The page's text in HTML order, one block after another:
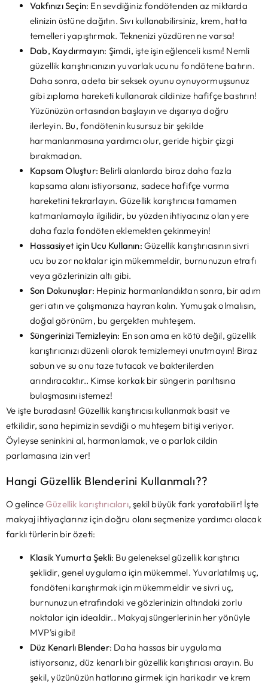
Vakfınızı Seçin: En sevdiğiniz fondötenden az miktarda
elinizin üstüne dağıtın. Sıvı kullanabilirsiniz, krem, hatta
temelleri yapıştırmak. Teknenizi yüzdüren ne varsa!
Dab, Kaydırmayın: Şimdi, işte işin eğlenceli kısmı! Nemli
güzellik karıştırıcınızın yuvarlak ucunu fondötene batırın.
Daha sonra, adeta bir seksek oyunu oynuyormuşsunuz
gibi zıplama hareketi kullanarak cildinize hafifçe bastırın!
Yüzünüzün ortasından başlayın ve dışarıya doğru
ilerleyin. Bu, fondötenin kusursuz bir şekilde
harmanlanmasına yardımcı olur, geride hiçbir çizgi
bırakmadan.
Kapsam Oluştur: Belirli alanlarda biraz daha fazla
kapsama alanı istiyorsanız, sadece hafifçe vurma
hareketini tekrarlayın. Güzellik karıştırıcısı tamamen
katmanlamayla ilgilidir, bu yüzden ihtiyacınız olan yere
daha fazla fondöten eklemekten çekinmeyin!
Hassasiyet için Ucu Kullanın: Güzellik karıştırıcısının sivri
ucu bu zor noktalar için mükemmeldir, burnunuzun etrafı
veya gözlerinizin altı gibi.
Son Dokunuşlar: Hepiniz harmanlandıktan sonra, bir adım
geri atın ve çalışmanıza hayran kalın. Yumuşak olmalısın,
doğal görünüm, bu gerçekten muhteşem.
Süngerinizi Temizleyin: En son ama en kötü değil, güzellik
karıştırıcınızı düzenli olarak temizlemeyi unutmayın! Biraz
sabun ve su onu taze tutacak ve bakterilerden
arındıracaktır.. Kimse korkak bir süngerin parıltısına
bulaşmasını istemez!
Ve işte buradasın! Güzellik karıştırıcısı kullanmak basit ve
etkilidir, sana hepimizin sevdiği o muhteşem bitişi veriyor.
Öyleyse seninkini al, harmanlamak, ve o parlak cildin
parlamasına izin ver!
Hangi Güzellik Blenderini Kullanmalı??
O gelinceGüzellik karıştırıcıları, şekil büyük fark yaratabilir! İşte
makyaj ihtiyaçlarınız için doğru olanı seçmenize yardımcı olacak
farklı türlerin bir özeti:
Klasik Yumurta Şekli: Bu geleneksel güzellik karıştırıcı
şeklidir, genel uygulama için mükemmel. Yuvarlatılmış uç,
fondöteni karıştırmak için mükemmeldir ve sivri uç,
burnunuzun etrafındaki ve gözlerinizin altındaki zorlu
noktalar için idealdir.. Makyaj süngerlerinin her yönüyle
MVP'si gibi!
Düz Kenarlı Blender: Daha hassas bir uygulama
istiyorsanız, düz kenarlı bir güzellik karıştırıcısı arayın. Bu
şekil, yüzünüzün hatlarına girmek için harikadır ve krem ​​